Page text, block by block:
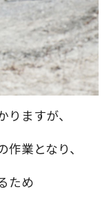
ますが、
業となり、
ため